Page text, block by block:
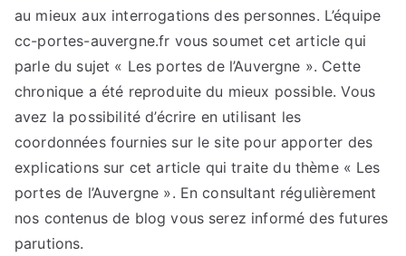
au mieux aux interrogations des personnes. L’équipe
cc-portes-auvergne.fr vous soumet cet article qui
parle du sujet « Les portes de l’Auvergne ». Cette
chronique a été reproduite du mieux possible. Vous
avez la possibilité d’écrire en utilisant les
coordonnées fournies sur le site pour apporter des
explications sur cet article qui traite du thème « Les
portes de l’Auvergne ». En consultant régulièrement
nos contenus de blog vous serez informé des futures
parutions.